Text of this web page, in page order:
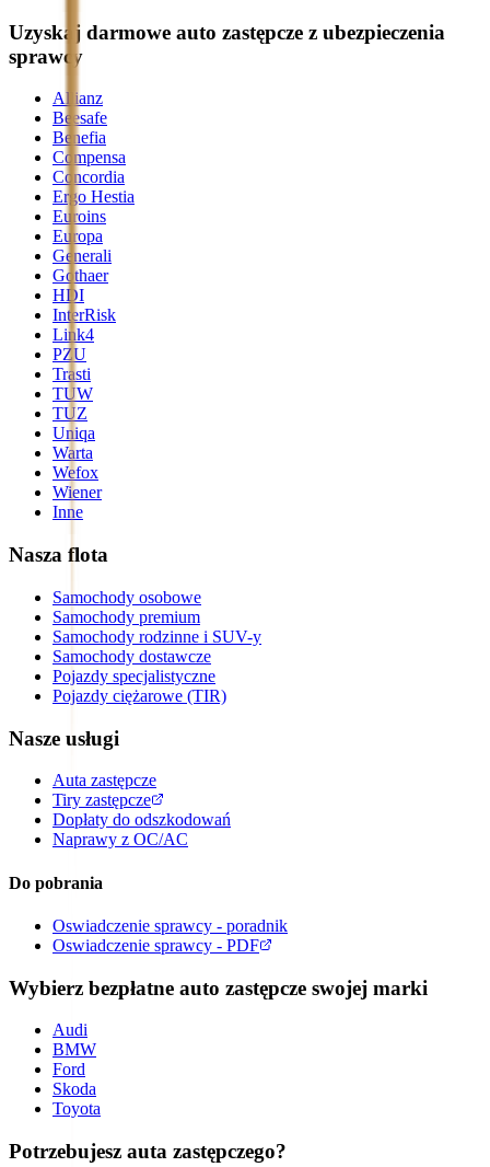
Uzyskaj darmowe auto zastępcze z ubezpieczenia
sprawcy
Allianz
Beesafe
Benefia
Compensa
Concordia
Ergo Hestia
Euroins
Europa
Generali
Gothaer
HDI
InterRisk
Link4
PZU
Trasti
TUW
TUZ
Uniqa
Warta
Wefox
Wiener
Inne
Nasza flota
Samochody osobowe
Samochody premium
Samochody rodzinne i SUV-y
Samochody dostawcze
Pojazdy specjalistyczne
Pojazdy ciężarowe (TIR)
Nasze usługi
Auta zastępcze
Tiry zastępcze
Dopłaty do odszkodowań
Naprawy z OC/AC
Do pobrania
Oswiadczenie sprawcy - poradnik
Oswiadczenie sprawcy - PDF
Wybierz bezpłatne auto zastępcze swojej marki
Audi
BMW
Ford
Skoda
Toyota
Potrzebujesz auta zastępczego?